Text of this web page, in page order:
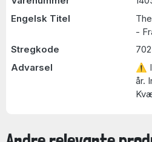
Engelsk Titel
-
Stregkode
Advarsel
⚠
år.